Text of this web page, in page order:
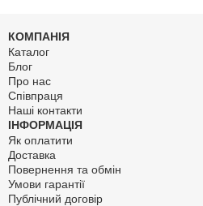
КОМПАНІЯ
Каталог
Блог
Про нас
Співпраця
Наші контакти
ІНФОРМАЦІЯ
Як оплатити
Доставка
Повернення та обмін
Умови гарантії
Публічний договір